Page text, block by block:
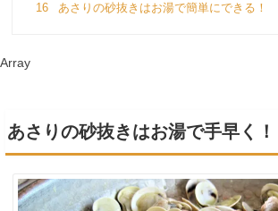
16 あさりの砂抜きはお湯で簡単にできる！
Array
あさりの砂抜きはお湯で手早く！